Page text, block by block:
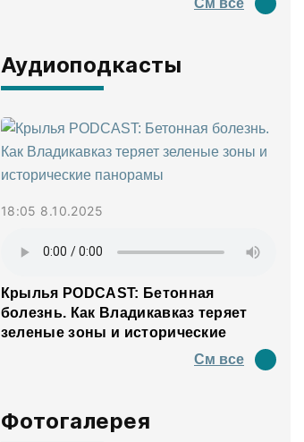
Аудиоподкасты
18:05 8.10.2025
Крылья PODCAST: Бетонная
болезнь. Как Владикавказ теряет
зеленые зоны и исторические
См все
Фотогалерея